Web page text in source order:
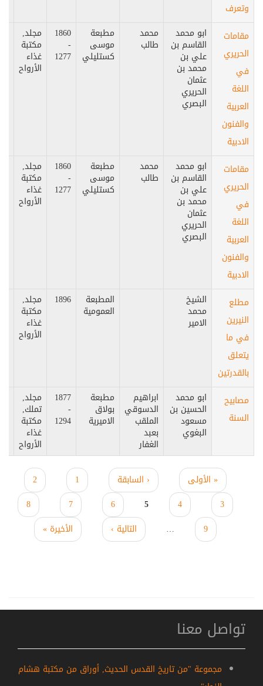
وتعرف
مقامات
الحريري
في
اللغة
العربية
والفنون
الادبية
ابو محمد
القاسم بن
علي بن
محمد بن
عثمان
الحريري
البصري
محمد
طالب
مطبعة
موسى
كستليلي
1860
-
1277
مجلد,
مكتبة
غذاء
الأرواح
مقامات
الحريري
في
اللغة
العربية
والفنون
الادبية
ابو محمد
القاسم بن
علي بن
محمد بن
عثمان
الحريري
البصري
محمد
طالب
مطبعة
موسى
كستليلي
1860
-
1277
مجلد,
مكتبة
غذاء
الأرواح
مطلع
النيرين
في ما
يتعلق
بالقدرتين
الشيخ
محمد
الامير
المطبعة
العمومية
1896 مجلد,
مكتبة
غذاء
الأرواح
مصابيح
السنة
ابو محمد
الحسين بن
مسعود
البغوي
ابراهيم
الدسوقي
الملقب
بعبد
الغفار
مطبعة
بولاق
الاميرية
1877
-
1294
مجلد,
تملك,
مكتبة
غذاء
الأرواح
الصفحات
« الأولى ‹ السابقة 1
2
3
4
5
6
7
8
9
… التالية › الأخيرة »
تواصل معنا
مجموعة "من تاريخ القدس الحديث, أوراق من مكتبة هشام